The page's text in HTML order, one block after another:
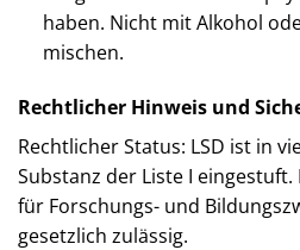
haben. Nicht mit Alkohol
mischen.
Rechtlicher Hinweis und
Rechtlicher Status: LSD ist in
Substanz der Liste I
für Forschungs- und
gesetzlich zulässig.